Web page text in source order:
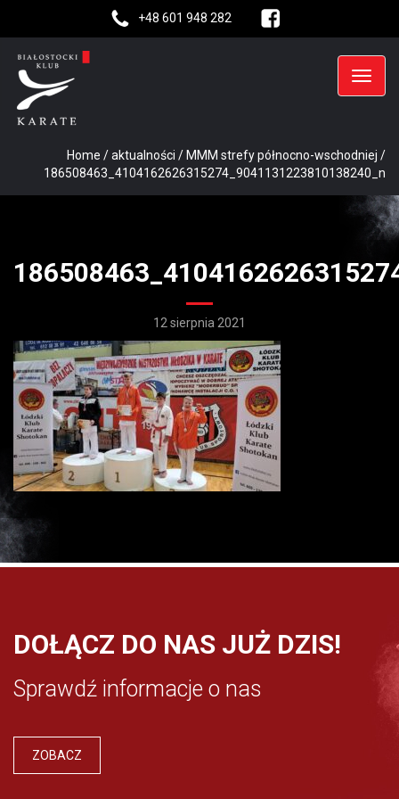
+48 601 948 282
Home /aktualności /MMM strefy północno-wschodniej /
186508463_4104162626315274_9041131223810138240_n
12 sierpnia 2021
DOŁĄCZ DO NAS JUŻ DZIS!
Sprawdź informacje o nas
ZOBACZ